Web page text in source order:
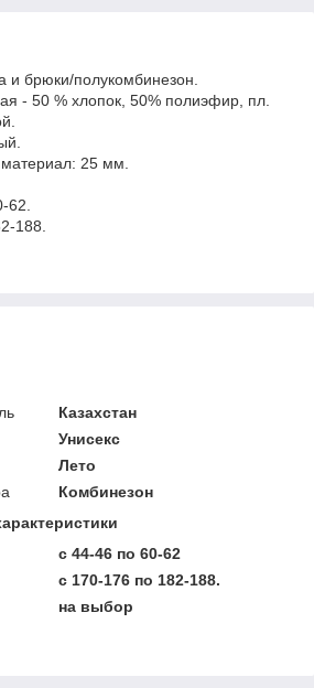
и брюки/полукомбинезон.
- 50 % хлопок, 50% полиэфир, пл.
25 мм.
62.
188.
Казахстан
Унисекс
Лето
Комбинезон
с 44-46 по 60-62
с 170-176 по 182-188.
на выбор